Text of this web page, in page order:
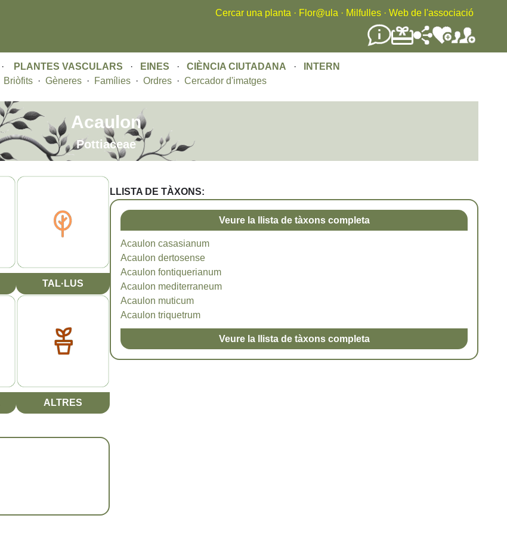
Cercar una planta · Flor@ula · Milfulles · Web de l'associació
· PLANTES VASCULARS · EINES · CIÈNCIA CIUTADANA ·
INTERN
Briòfits · Gèneres · Famílies · Ordres · Cercador d'imatges
Acaulon
Pottiaceae
TAL·LUS
ALTRES
LLISTA DE TÀXONS:
Veure la llista de tàxons completa
Acaulon casasianum
Acaulon dertosense
Acaulon fontiquerianum
Acaulon mediterraneum
Acaulon muticum
Acaulon triquetrum
Veure la llista de tàxons completa